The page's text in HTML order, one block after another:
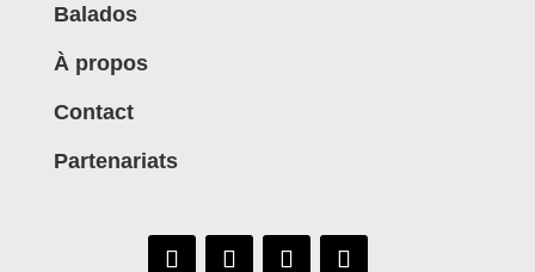
Balados
À propos
Contact
Partenariats